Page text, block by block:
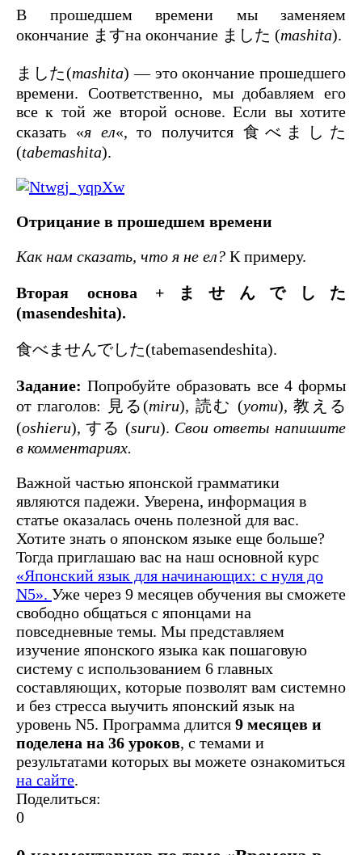
В прошедшем времени мы заменяем
окончание ますна окончание ました (mashita).
ました(mashita) — это окончание прошедшего
времени. Соответственно, мы добавляем его
все к той же второй основе. Если вы хотите
сказать «я ел«, то получится 食べました
(tabemashita).
Отрицание в прошедшем времени
Как нам сказать, что я не ел? К примеру.
Вторая основа +ませんでした
(masendeshita).
食べませんでした(tabemasendeshita).
Задание: Попробуйте образовать все 4 формы
от глаголов: 見る(miru), 読む (yomu), 教える
(oshieru), する (suru). Свои ответы напишите
в комментариях.
Важной частью японской грамматики
являются падежи. Уверена, информация в
статье оказалась очень полезной для вас.
Хотите знать о японском языке еще больше?
Тогда приглашаю вас на наш основной курс
«Японский язык для начинающих: с нуля до
N5». Уже через 9 месяцев обучения вы сможете
свободно общаться с японцами на
повседневные темы. Мы представляем
изучение японского языка как пошаговую
систему с использованием 6 главных
составляющих, которые позволят вам системно
и без стресса выучить японский язык на
уровень N5. Программа длится 9 месяцев и
поделена на 36 уроков, с темами и
результатами которых вы можете ознакомиться
на сайте.‍
Поделиться:
0